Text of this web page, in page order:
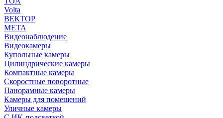
Volta
ВЕКТОР
МЕТА
Видеонаблюдение
Видеокамеры
Купольные камеры
Цилиндрические камеры
Компактные камеры
Скоростные поворотные
Панорамные камеры
Камеры для помещений
Уличные камеры